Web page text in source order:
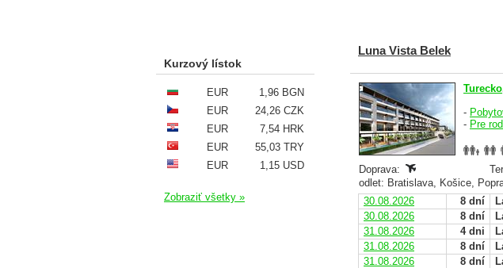
Luna Vista Belek
Turecko
-
- Pre
Doprava:
odlet: Bratislava, Košice,
30.08.2026
8 dní
30.08.2026
8 dní
31.08.2026
4 dni
31.08.2026
8 dní
31.08.2026
8 dní
Kurzový lístok
EUR
1,96 BGN
EUR
24,26 CZK
EUR
7,54 HRK
EUR
55,03 TRY
EUR
1,15 USD
Zobraziť všetky »